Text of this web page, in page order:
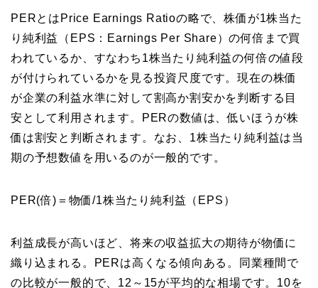
PERとはPrice Earnings Ratioの略で、株価が1株当た
り純利益（EPS：Earnings Per Share）の何倍まで買
われているか、すなわち1株当たり純利益の何倍の値段
が付けられているかを見る投資尺度です。現在の株価
が企業の利益水準に対して割高か割安かを判断する目
安として利用されます。PERの数値は、低いほうが株
価は割安と判断されます。なお、1株当たり純利益は当
期の予想数値を用いるのが一般的です。
PER(倍)＝物価/1株当たり純利益（EPS）
利益成長が高いほど、将来の収益拡大の期待が物価に
織り込まれる。PERは高くなる傾向ある。同業種間で
の比較が一般的で、12～15が平均的な相場です。10を